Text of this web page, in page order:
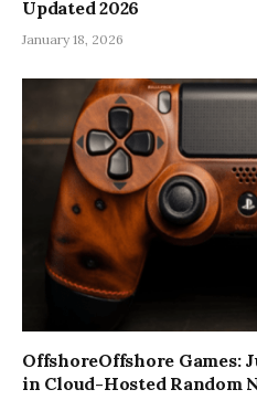
Updated 2026
January 18, 2026
OffshoreOffshore
in Cloud-Hosted Random